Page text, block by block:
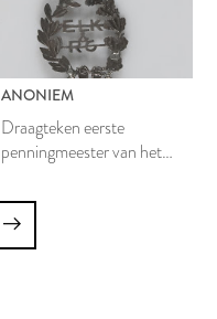
ANONIEM
Draagteken eerste
penningmeester van het
Revue Gezelschap